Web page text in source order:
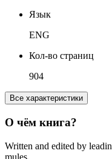
Язык
ENG
Кол-во страниц
904
Все характеристики
О чём книга?
Written and edited by
mules.